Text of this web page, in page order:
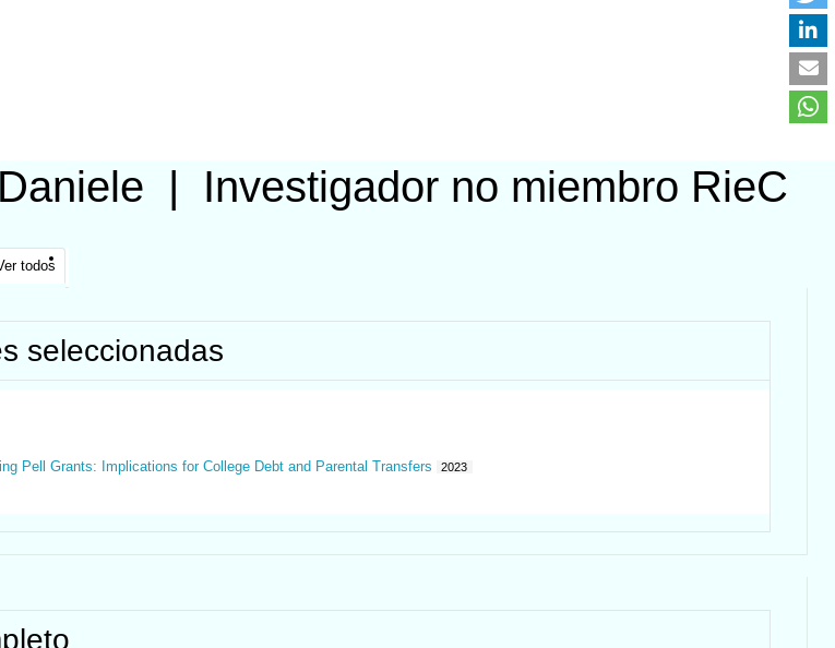
| Investigador no miembro RieC
todos
seleccionadas
Pell Grants: Implications for College Debt and Parental Transfers 2023